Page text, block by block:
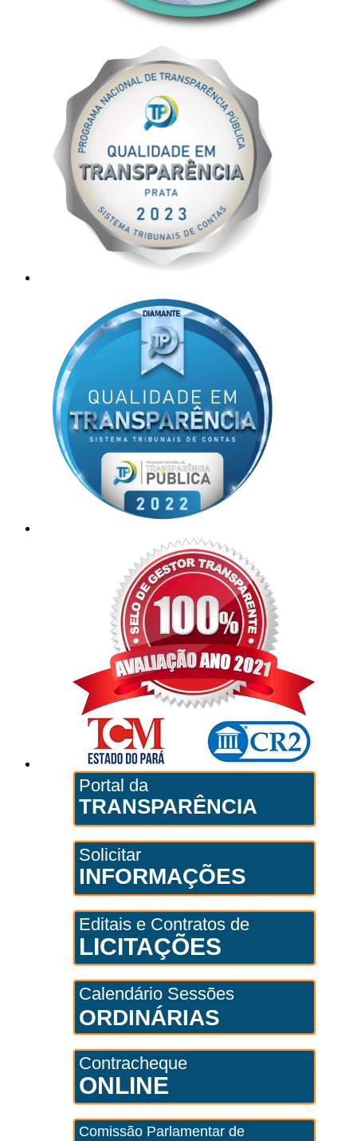
Portal da
TRANSPARÊNCIA
Solicitar
INFORMAÇÕES
Editais e Contratos de
LICITAÇÕES
Calendário Sessões
ORDINÁRIAS
Contracheque
ONLINE
Comissão Parlamentar de